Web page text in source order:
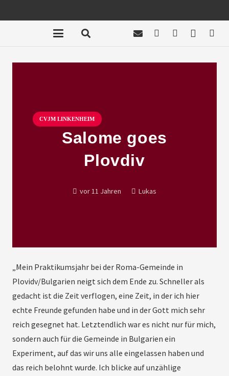
CVJM LINKENHEIM
Salome goes
Plovdiv
vor 11 Jahren Lukas
„Mein Praktikumsjahr bei der Roma-Gemeinde in
Plovidv/Bulgarien neigt sich dem Ende zu. Schneller als
gedacht ist die Zeit verflogen, eine Zeit, in der ich hier
echte Freunde gefunden habe und in der Gott mich sehr
reich gesegnet hat. Letztendlich war es nicht nur für mich,
sondern auch für die Gemeinde in Bulgarien ein
Experiment, auf das wir uns alle eingelassen haben und
das reich belohnt wurde. Ich blicke auf unzählige